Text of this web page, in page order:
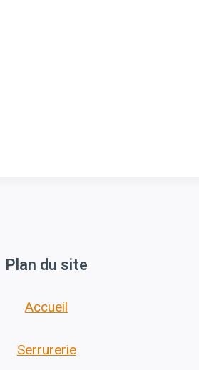
Plan du site
Accueil
Serrurerie